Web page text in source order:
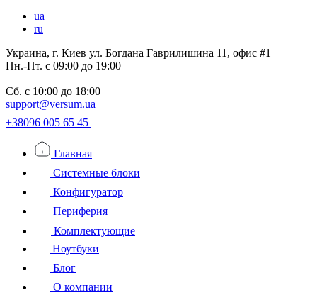
ua
ru
Украина, г. Киев ул. Богдана Гаврилишина 11, офис #1
Пн.-Пт. с 09:00 до 19:00
Сб. с 10:00 до 18:00
support@versum.ua
+38096 005 65 45
Главная
Системные блоки
Конфигуратор
Периферия
Комплектующие
Ноутбуки
Блог
О компании